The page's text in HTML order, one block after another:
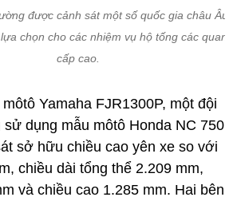
được cảnh sát một số quốc gia châu Âu
chọn cho các nhiệm vụ hộ tống các quan
cấp cao.
Yamaha FJR1300P, một đội
sử dụng mẫu môtô Honda NC 750
sở hữu chiều cao yên xe so với
chiều dài tổng thể 2.209 mm,
và chiều cao 1.285 mm. Hai bên